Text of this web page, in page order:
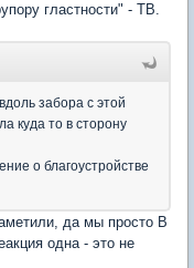
гластности" - ТВ.
забора с этой
куда то в сторону
о благоустройстве
да мы просто В
одна - это не